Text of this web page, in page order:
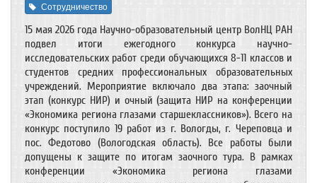
Сотрудничество
15 мая 2026 года Научно-образовательный центр ВолНЦ РАН
подвел итоги ежегодного конкурса научно-
исследовательских работ среди обучающихся 8-11 классов и
студентов средних профессиональных образовательных
учреждений. Мероприятие включало два этапа: заочный
этап (конкурс НИР) и очный (защита НИР на конференции
«Экономика региона глазами старшеклассников»). Всего на
конкурс поступило 19 работ из г. Вологды, г. Череповца и
пос. Федотово (Вологодская область). Все работы были
допущены к защите по итогам заочного тура. В рамках
конференции «Экономика региона глазами